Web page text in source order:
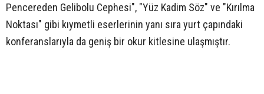
Pencereden Gelibolu Cephesi", "Yüz Kadim Söz" ve "Kırılma
Noktası" gibi kıymetli eserlerinin yanı sıra yurt çapındaki
konferanslarıyla da geniş bir okur kitlesine ulaşmıştır.